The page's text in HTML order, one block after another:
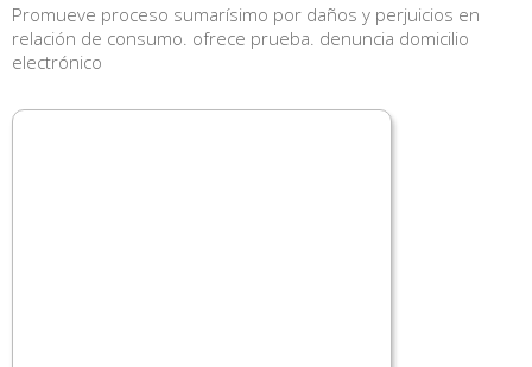
Promueve proceso sumarísimo por daños y perjuicios en
relación de consumo. ofrece prueba. denuncia domicilio
electrónico